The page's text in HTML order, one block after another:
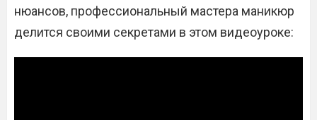
нюансов, профессиональный мастера маникюр
делится своими секретами в этом видеоуроке: